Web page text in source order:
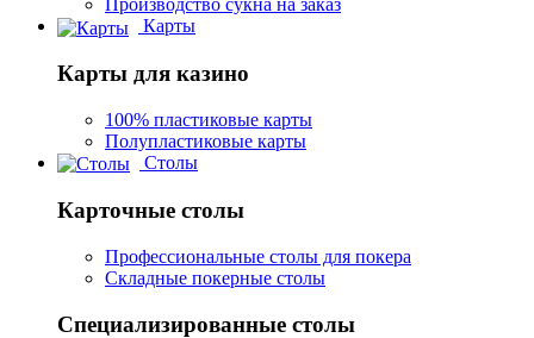
Производство сукна на заказ
Карты
Карты для казино
100% пластиковые карты
Полупластиковые карты
Столы
Карточные столы
Профессиональные столы для покера
Складные покерные столы
Специализированные столы